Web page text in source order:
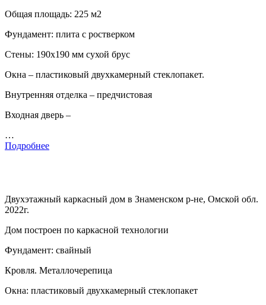
Общая площадь: 225 м2
Фундамент: плита с ростверком
Стены: 190х190 мм сухой брус
Окна – пластиковый двухкамерный стеклопакет.
Внутренняя отделка – предчистовая
Входная дверь –
…
Подробнее
Двухэтажный каркасный дом в Знаменском р-не, Омской обл.
2022г.
Дом построен по каркасной технологии
Фундамент: свайный
Кровля. Металлочерепица
Окна: пластиковый двухкамерный стеклопакет